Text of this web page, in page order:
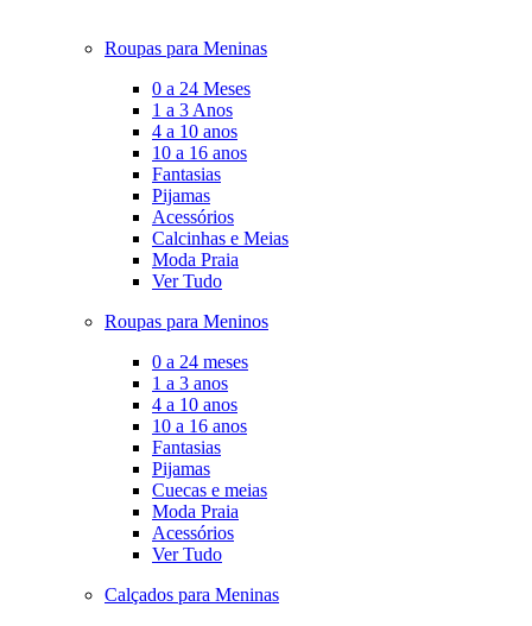
Roupas para Meninas
0 a 24 Meses
1 a 3 Anos
4 a 10 anos
10 a 16 anos
Fantasias
Pijamas
Acessórios
Calcinhas e Meias
Moda Praia
Ver Tudo
Roupas para Meninos
0 a 24 meses
1 a 3 anos
4 a 10 anos
10 a 16 anos
Fantasias
Pijamas
Cuecas e meias
Moda Praia
Acessórios
Ver Tudo
Calçados para Meninas